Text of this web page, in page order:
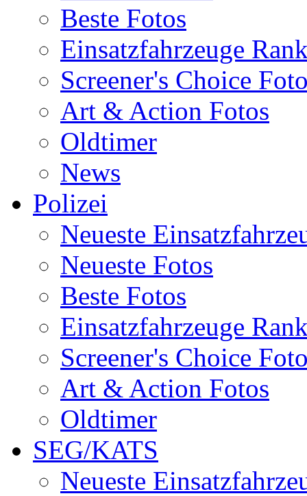
Beste Fotos
Einsatzfahrzeuge
Screener's Choice
Art & Action Fotos
Oldtimer
News
Polizei
Neueste
Neueste Fotos
Beste Fotos
Einsatzfahrzeuge
Screener's Choice
Art & Action Fotos
Oldtimer
SEG/KATS
Neueste